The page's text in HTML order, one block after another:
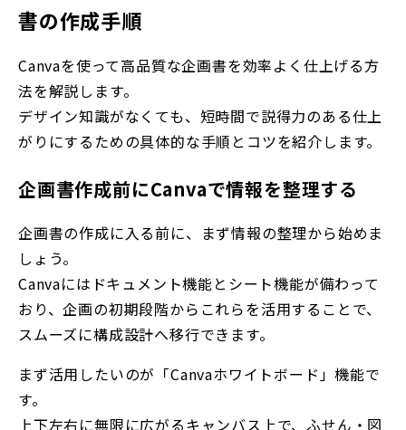
書の作成手順
Canvaを使って高品質な企画書を効率よく仕上げる方
法を解説します。
デザイン知識がなくても、短時間で説得力のある仕上
がりにするための具体的な手順とコツを紹介します。
企画書作成前にCanvaで情報を整理する
企画書の作成に入る前に、まず情報の整理から始めま
しょう。
Canvaにはドキュメント機能とシート機能が備わって
おり、企画の初期段階からこれらを活用することで、
スムーズに構成設計へ移行できます。
まず活用したいのが「Canvaホワイトボード」機能で
す。
上下左右に無限に広がるキャンバス上で、ふせん・図